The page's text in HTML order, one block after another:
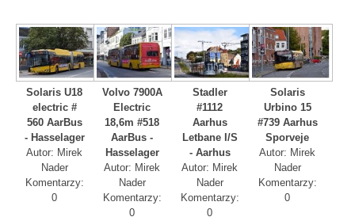
Solaris U18
electric #
560 AarBus
- Hasselager
Autor: Mirek
Nader
Komentarzy:
0
Volvo 7900A
Electric
18,6m #518
AarBus -
Hasselager
Autor: Mirek
Nader
Komentarzy:
0
Stadler
#1112
Aarhus
Letbane I/S
- Aarhus
Autor: Mirek
Nader
Komentarzy:
0
Solaris
Urbino 15
#739 Aarhus
Sporveje
Autor: Mirek
Nader
Komentarzy:
0